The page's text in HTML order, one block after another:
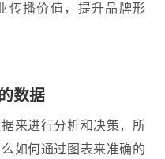
传播价值，提升品牌形
数据
来进行分析和决策，所
如何通过图表来准确的